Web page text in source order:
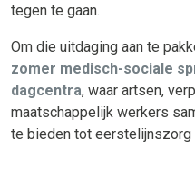
tegen te gaan.
Om die uitdaging aan te
zomer medisch-sociale
dagcentra, waar artsen,
maatschappelijk werkers
te bieden tot eerstelijnszorg